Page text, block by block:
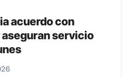
acuerdo con
servicio